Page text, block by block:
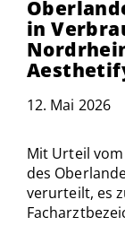
in
12. Mai 2026
Mit Urteil
des
verurteilt, es